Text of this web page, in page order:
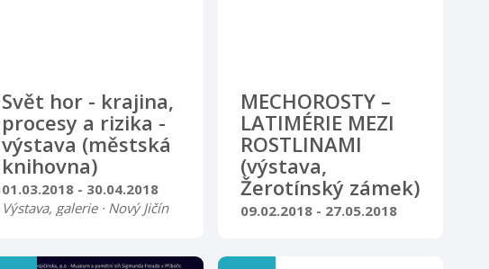
Svět hor - krajina,
procesy a rizika -
výstava (městská
knihovna)
01.03.2018 - 30.04.2018
Výstava, galerie · Nový Jičín
MECHOROSTY –
LATIMÉRIE MEZI
ROSTLINAMI
(výstava,
Žerotínský zámek)
09.02.2018 - 27.05.2018
Putovní výstava ve